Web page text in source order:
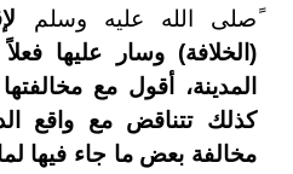
ًصلى الله عليه وسلم
(الخلافة) وسار عليها
المدينة، أقول مع
كذلك تتناقض مع واقع
مخالفة بعض ما جاء فيها